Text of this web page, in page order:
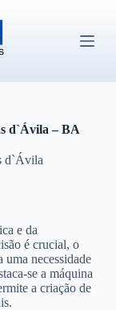
d`Ávila – BA
d`Ávila
e da
é crucial, o
uma necessidade
se a máquina
a criação de